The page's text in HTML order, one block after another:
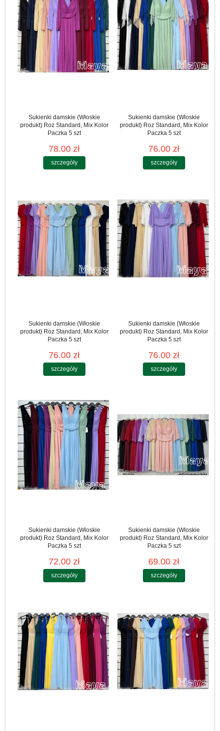
Sukienki damskie (Włoskie
produkt) Roz Standard, Mix Kolor
Paczka 5 szt
78.00 zł
szczegóły
Sukienki damskie (Włoskie
produkt) Roz Standard, Mix Kolor
Paczka 5 szt
76.00 zł
szczegóły
Sukienki damskie (Włoskie
produkt) Roz Standard, Mix Kolor
Paczka 5 szt
76.00 zł
szczegóły
Sukienki damskie (Włoskie
produkt) Roz Standard, Mix Kolor
Paczka 5 szt
76.00 zł
szczegóły
Sukienki damskie (Włoskie
produkt) Roz Standard, Mix Kolor
Paczka 5 szt
72.00 zł
szczegóły
Sukienki damskie (Włoskie
produkt) Roz Standard, Mix Kolor
Paczka 5 szt
69.00 zł
szczegóły